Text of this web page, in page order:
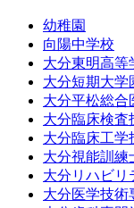
幼稚園
向陽中学校
大分東明高等
大分短期大学
大分平松総合
大分臨床検査
大分臨床工学
大分視能訓練
大分リハビリ
大分医学技術